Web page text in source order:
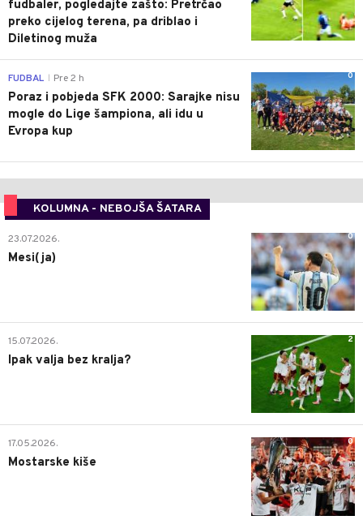
fudbaler, pogledajte zašto: Pretrčao
preko cijelog terena, pa driblao i
Diletinog muža
0
FUDBAL Pre 2 h
Poraz i pobjeda SFK 2000: Sarajke nisu
mogle do Lige šampiona, ali idu u
Evropa kup
KOLUMNA - NEBOJŠA ŠATARA
0
23.07.2026.
Mesi(ja)
2
15.07.2026.
Ipak valja bez kralja?
0
17.05.2026.
Mostarske kiše